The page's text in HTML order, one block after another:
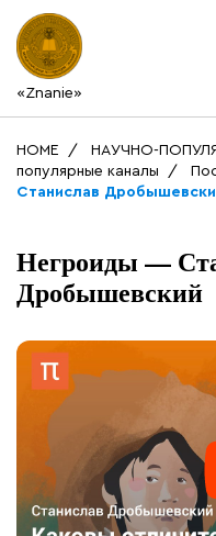
«Znanie»
HOME НАУЧНО-
популярные каналы
Станислав
Негроиды —
Дробышевский